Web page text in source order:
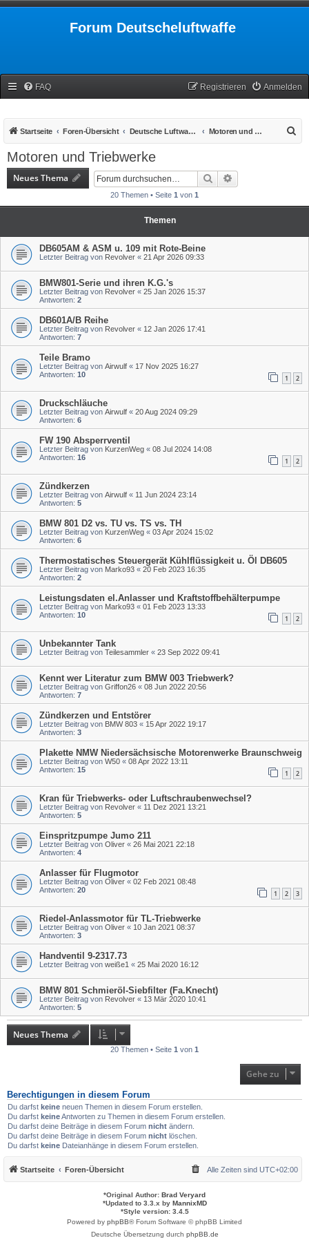
Forum Deutscheluftwaffe
FAQ Anmelden
Registrieren
Startseite Foren-Übersicht Deutsche Luftwaffe 1939-1945 Motoren und Triebwerke
Motoren und Triebwerke
Neues Thema Suche
20 Themen • Seite 1 von 1
Themen
DB605AM & ASM u. 109 mit Rote-Beine
Letzter Beitrag von Revolver « 21 Apr 2026 09:33
BMW801-Serie und ihren K.G.'s
Letzter Beitrag von Revolver « 25 Jan 2026 15:37
Antworten: 2
DB601A/B Reihe
Letzter Beitrag von Revolver « 12 Jan 2026 17:41
Antworten: 7
Teile Bramo
Letzter Beitrag von Airwulf « 17 Nov 2025 16:27
Antworten: 10 1 2
Druckschläuche
Letzter Beitrag von Airwulf « 20 Aug 2024 09:29
Antworten: 6
FW 190 Absperrventil
Letzter Beitrag von KurzenWeg « 08 Jul 2024 14:08
Antworten: 16 1 2
Zündkerzen
Letzter Beitrag von Airwulf « 11 Jun 2024 23:14
Antworten: 5
BMW 801 D2 vs. TU vs. TS vs. TH
Letzter Beitrag von KurzenWeg « 03 Apr 2024 15:02
Antworten: 6
Thermostatisches Steuergerät Kühlflüssigkeit u. Öl DB605
Letzter Beitrag von Marko93 « 20 Feb 2023 16:35
Antworten: 2
Leistungsdaten el.Anlasser und Kraftstoffbehälterpumpe
Letzter Beitrag von Marko93 « 01 Feb 2023 13:33
Antworten: 10 1 2
Unbekannter Tank
Letzter Beitrag von Teilesammler « 23 Sep 2022 09:41
Kennt wer Literatur zum BMW 003 Triebwerk?
Letzter Beitrag von Griffon26 « 08 Jun 2022 20:56
Antworten: 7
Zündkerzen und Entstörer
Letzter Beitrag von BMW 803 « 15 Apr 2022 19:17
Antworten: 3
Plakette NMW Niedersächsische Motorenwerke Braunschweig
Letzter Beitrag von W50 « 08 Apr 2022 13:11
Antworten: 15 1 2
Kran für Triebwerks- oder Luftschraubenwechsel?
Letzter Beitrag von Revolver « 11 Dez 2021 13:21
Antworten: 5
Einspritzpumpe Jumo 211
Letzter Beitrag von Oliver « 26 Mai 2021 22:18
Antworten: 4
Anlasser für Flugmotor
Letzter Beitrag von Oliver « 02 Feb 2021 08:48
Antworten: 20 1 2 3
Riedel-Anlassmotor für TL-Triebwerke
Letzter Beitrag von Oliver « 10 Jan 2021 08:37
Antworten: 3
Handventil 9-2317.73
Letzter Beitrag von weiße1 « 25 Mai 2020 16:12
BMW 801 Schmieröl-Siebfilter (Fa.Knecht)
Letzter Beitrag von Revolver « 13 Mär 2020 10:41
Antworten: 5
Neues Thema
20 Themen • Seite 1 von 1
Gehe zu
Berechtigungen in diesem Forum
Du darfst keine neuen Themen in diesem Forum erstellen.
Du darfst keineAntworten zu Themen in diesem Forum erstellen.
Du darfst deine Beiträge in diesem Forum nicht ändern.
Du darfst deine Beiträge in diesem Forum nicht löschen.
Du darfst keine Dateianhänge in diesem Forum erstellen.
Startseite Foren-Übersicht Alle Zeiten sind UTC+02:00
*Original Author: Brad Veryard
*Updated to 3.3.x by MannixMD
*Style version: 3.4.5
Powered by phpBB® Forum Software © phpBB Limited
Deutsche Übersetzung durch phpBB.de